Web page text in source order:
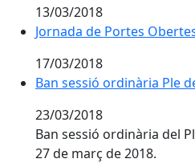
13/03/2018
Jornada de Portes Obertes
Jornada de Portes Obertes
17/03/2018
Ban sessió ordinària Ple
23/03/2018
Ban sessió ordinària del
27 de març de 2018.